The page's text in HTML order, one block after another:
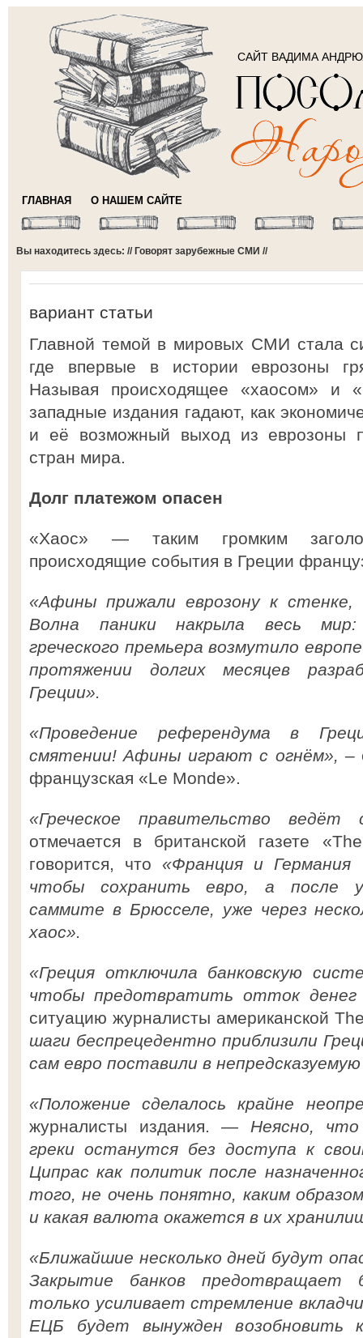
САЙТ ВАДИМА
ГЛАВНАЯ О НАШЕМ САЙТЕ
Вы находитесь здесь: // Говорят зарубежные СМИ //
вариант статьи
Главной темой в мировых СМИ стала
где впервые в истории еврозоны
Называя происходящее «хаосом» и
западные издания гадают, как
и её возможный выход из еврозоны
стран мира.
Долг платежом опасен
«Хаос» — таким громким
происходящие события в Греции
«Афины прижали еврозону к стенке,
Волна паники накрыла весь мир:
греческого премьера возмутило
протяжении долгих месяцев
Греции».
«Проведение референдума в
смятении! Афины играют с огнём», –
французская «Le Monde».
«Греческое правительство
отмечается в британской газете
говорится, что«Франция и
чтобы сохранить евро, а после
саммите в Брюсселе, уже через
хаос».
«Греция отключила банковскую
чтобы предотвратить отток
ситуацию журналисты американской
шаги беспрецедентно приблизили
сам евро поставили в
«Положение сделалось крайне
журналисты издания. — Неясно, что
греки останутся без доступа к
Ципрас как политик после
того, не очень понятно, каким
и какая валюта окажется в их
«Ближайшие несколько дней будут
Закрытие банков предотвращает
только усиливает стремление
ЕЦБ будет вынужден возобновить